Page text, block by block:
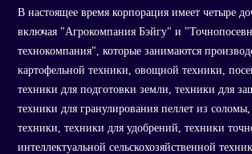
В настоящее время корпорация имеет четыре
включая "Агрокомпания Бэйгу" и
технокомпания", которые занимаются
картофельной техники, овощной техники,
техники для подготовки земли, техники для
техники для гранулирования пеллет из
техники, техники для удобрений, техники
интеллектуальной сельскохозяйственной